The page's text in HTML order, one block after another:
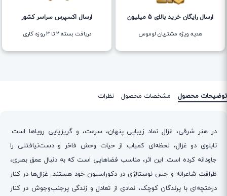
ارسال رایگان خرید بالای 5 میلیون
هدیه ویژه مشتریان لوموس
ارسال اکسپرس سراسر کشور
دریافت بسته ۲ تا ۳ روزه کاری
توضیحات محصول مشخصات محصول نظرات
در هنر شرقی، غزال نماد زیبایی پنهان، سرعت، و گریزپایی رویاها است.
تابلوی دو غزال، لحظه‌ای کمیاب از حیات وحش فاخر و دست‌نیافتنی را
جاودانه کرده است. این اثر، مناسب فضاهایی است که به دنبال عمق بصری،
ظرافت شاعرانه و حس نوستالژی در دکوراسیون خود هستند. غزال‌ها در کنار
درختچه‌ای با پرندگان کوچک، نمادی از تعادل و زندگی پرجنب‌وجوش در کنار